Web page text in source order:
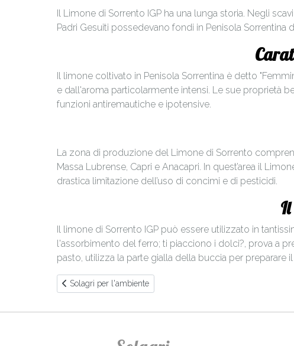
Il Limone di Sorrento IGP ha una lunga storia. Negli
Padri Gesuiti possedevano fondi in Penisola Sorrentina
Il limone coltivato in Penisola Sorrentina è detto
e dall'aroma particolarmente intensi. Le sue proprietà
funzioni antiremautiche e ipotensive.
La zona di produzione del Limone di Sorrento
Massa Lubrense, Capri e Anacapri. In quest’area il
drastica limitazione dell’uso di concimi e di pesticidi.
Il
Il limone di Sorrento IGP può essere utilizzato in
l'assorbimento del ferro; ti piacciono i dolci?, prova a
pasto, utilizza la parte gialla della buccia per preparare
Articolo precedente: Solagri per l'ambiente
Solagri per l'ambiente